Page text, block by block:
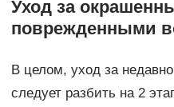
Уход за
поврежденными
В целом, уход за
следует разбить на 2